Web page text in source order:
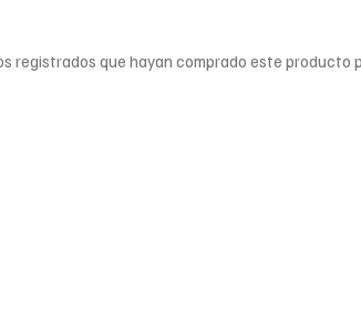
registrados que hayan comprado este producto